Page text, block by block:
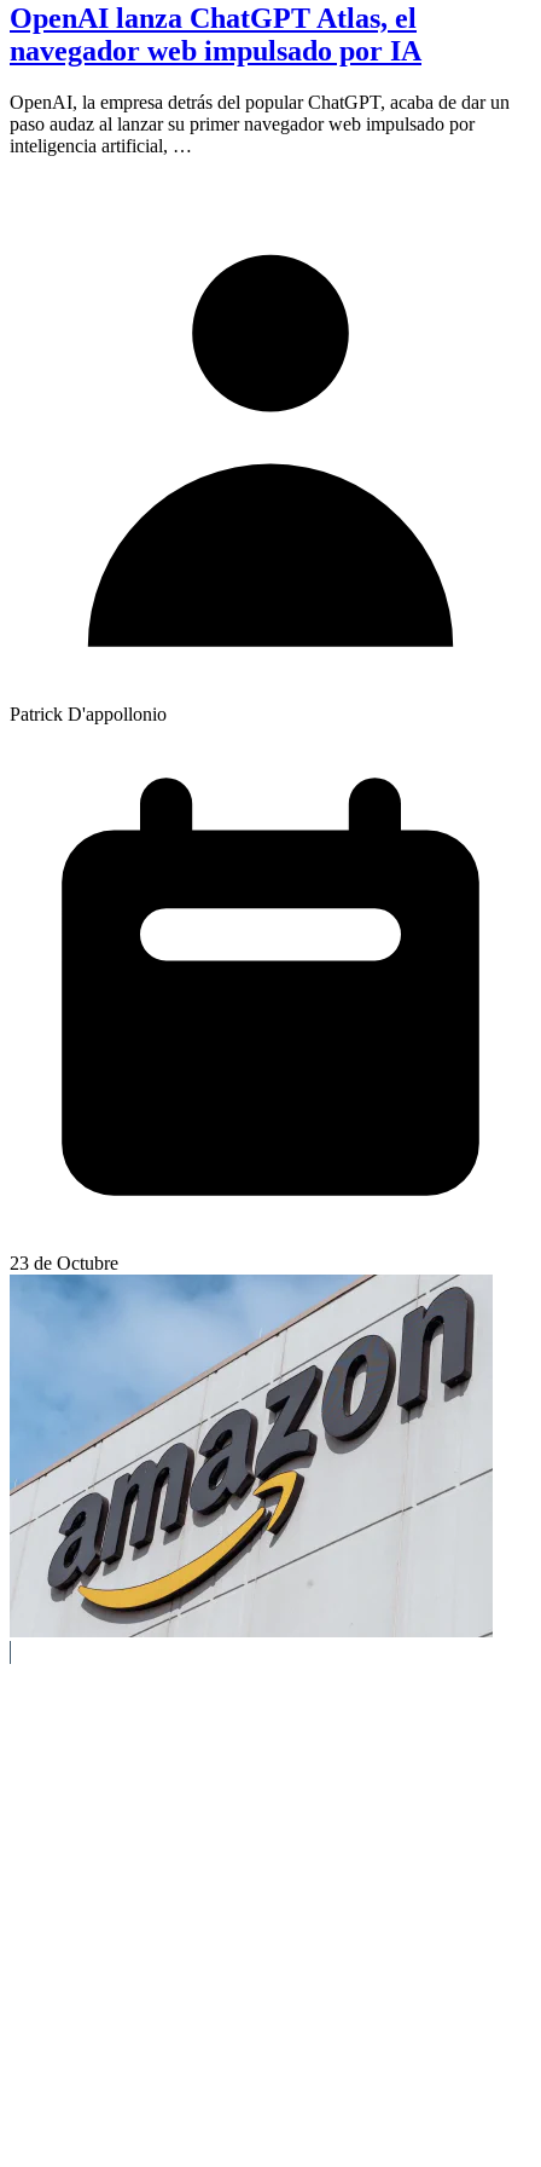
OpenAI lanza ChatGPT Atlas, el
navegador web impulsado por IA
OpenAI, la empresa detrás del popular ChatGPT, acaba de dar un
paso audaz al lanzar su primer navegador web impulsado por
inteligencia artificial, …
Patrick D'appollonio
23 de Octubre